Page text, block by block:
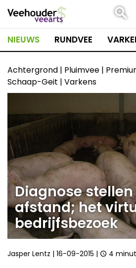
naar
inhoud
NIEUWS RUNDVEE
Achtergrond | Pluimvee |
Schaap-Geit | Varkens
Diagnose
afstand; het
bedrijfsbezoek
Jasper Lentz | 16-09-2015 | 4